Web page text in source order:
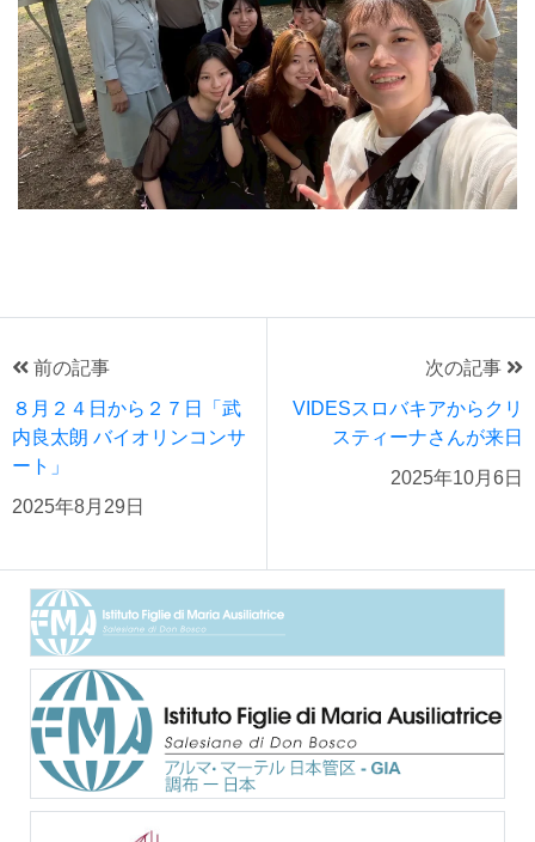
前の記事
８月２４日から２７日「武
内良太朗 バイオリンコンサ
ート」
2025年8月29日
次の記事
VIDESスロバキアからクリ
スティーナさんが来日
2025年10月6日